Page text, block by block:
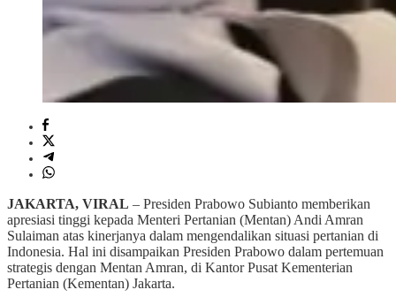
JAKARTA, VIRAL – Presiden Prabowo Subianto memberikan
apresiasi tinggi kepada Menteri Pertanian (Mentan) Andi Amran
Sulaiman atas kinerjanya dalam mengendalikan situasi pertanian di
Indonesia. Hal ini disampaikan Presiden Prabowo dalam pertemuan
strategis dengan Mentan Amran, di Kantor Pusat Kementerian
Pertanian (Kementan) Jakarta.